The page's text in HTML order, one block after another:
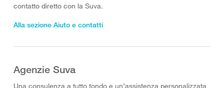
contatto diretto con la Suva.
Alla sezione Aiuto e contatti
Agenzie Suva
Una consulenza a tutto tondo e un’assistenza personalizzata